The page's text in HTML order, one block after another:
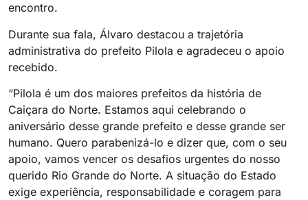
encontro.
Durante sua fala, Álvaro destacou a trajetória
administrativa do prefeito Pilola e agradeceu o apoio
recebido.
“Pilola é um dos maiores prefeitos da história de
Caiçara do Norte. Estamos aqui celebrando o
aniversário desse grande prefeito e desse grande ser
humano. Quero parabenizá-lo e dizer que, com o seu
apoio, vamos vencer os desafios urgentes do nosso
querido Rio Grande do Norte. A situação do Estado
exige experiência, responsabilidade e coragem para